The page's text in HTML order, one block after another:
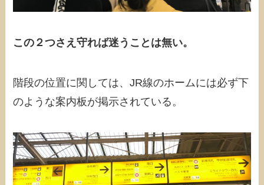
この２つさえ守れば迷うことは無い。
階段の位置に関しては、JR線のホームには必ず下
のような案内板が掲示されている。